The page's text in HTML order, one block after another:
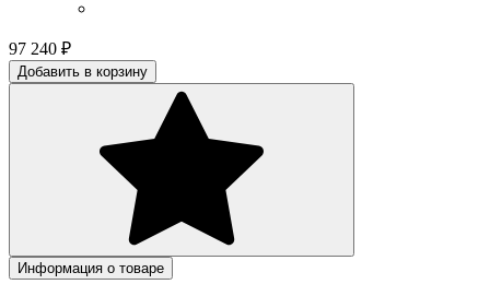
97 240 ₽
Добавить в корзину
Информация о товаре